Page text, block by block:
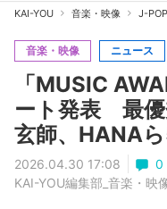
KAI-YOU 音楽・映像 J-POP
音楽・映像 ニュース
「MUSIC
ート発表 最優
玄師、HANA
2026.04.30 17:08
0
KAI-YOU編集部_音楽・映